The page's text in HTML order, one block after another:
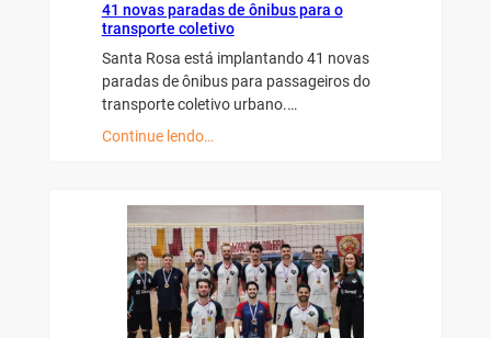
41 novas paradas de ônibus para o
transporte coletivo
Santa Rosa está implantando 41 novas
paradas de ônibus para passageiros do
transporte coletivo urbano.…
Continue lendo…